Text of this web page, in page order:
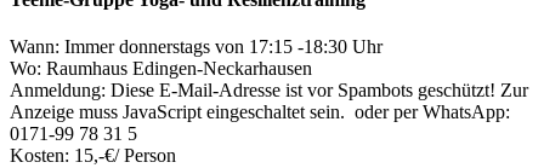
Wann: Immer donnerstags von 17:15 -18:30 Uhr
Wo: Raumhaus Edingen-Neckarhausen
Anmeldung: Diese E-Mail-Adresse ist vor Spambots geschützt! Zur
Anzeige muss JavaScript eingeschaltet sein. oder per WhatsApp:
0171-99 78 31 5
Kosten: 15,-€/ Person